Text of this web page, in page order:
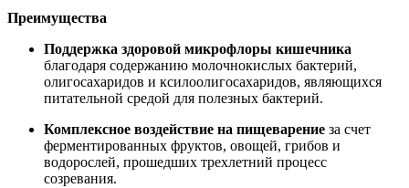
Преимущества
Поддержка здоровой микрофлоры кишечника
благодаря содержанию молочнокислых бактерий,
олигосахаридов и ксилоолигосахаридов, являющихся
питательной средой для полезных бактерий.
Комплексное воздействие на пищеварение за счет
ферментированных фруктов, овощей, грибов и
водорослей, прошедших трехлетний процесс
созревания.